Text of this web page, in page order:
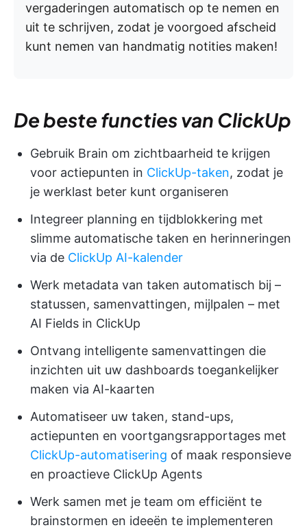
vergaderingen automatisch op te nemen en
uit te schrijven, zodat je voorgoed afscheid
kunt nemen van handmatig notities maken!
De beste functies van ClickUp
Gebruik Brain om zichtbaarheid te krijgen
voor actiepunten in ClickUp-taken, zodat je
je werklast beter kunt organiseren
Integreer planning en tijdblokkering met
slimme automatische taken en herinneringen
via de ClickUp AI-kalender
Werk metadata van taken automatisch bij –
statussen, samenvattingen, mijlpalen – met
AI Fields in ClickUp
Ontvang intelligente samenvattingen die
inzichten uit uw dashboards toegankelijker
maken via AI-kaarten
Automatiseer uw taken, stand-ups,
actiepunten en voortgangsrapportages met
ClickUp-automatisering of maak responsieve
en proactieve ClickUp Agents
Werk samen met je team om efficiënt te
brainstormen en ideeën te implementeren